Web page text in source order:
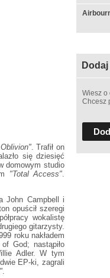
. Trafił on
się dziesięć
domowym studio
"Total Access"
John Campbell i
opuścił szeregi
wokalistę
gitarzysty.
roku nakładem
God; nastąpiło
Adler. W tym
EP-ki, zagrali
Wiesz o
Chcesz